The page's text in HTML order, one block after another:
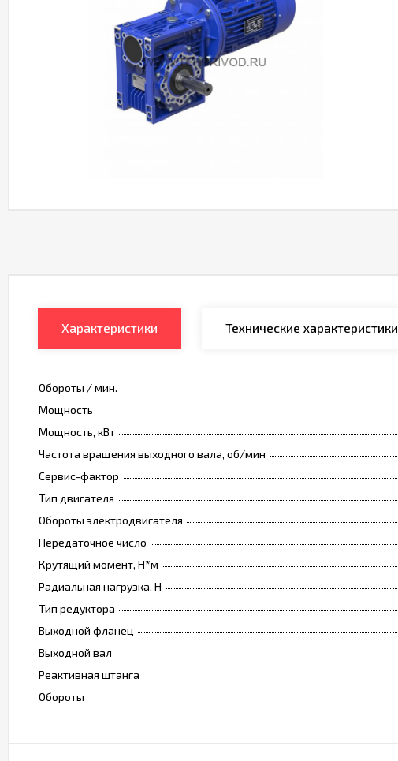
Характеристики Технические характеристики
Обороты / мин.
Мощность
Мощность, кВт
Частота вращения выходного вала, об/мин
Сервис-фактор
Тип двигателя
Обороты электродвигателя
Передаточное число
Крутящий момент, Н*м
Радиальная нагрузка, Н
Тип редуктора
Выходной фланец
Выходной вал
Реактивная штанга
Обороты